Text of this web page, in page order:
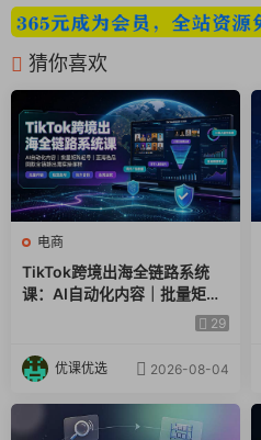
猜你喜欢
电商
TikTok跨境出海全链路系统
课：AI自动化内容｜批量矩阵
起号｜蓝海选品回款全链路出
29
优课优选 2026-08-04